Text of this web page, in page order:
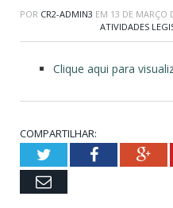
POR CR2-ADMIN3 EM 13 DE MARÇO
ATIVIDADES
Clique aqui para
COMPARTILHAR:
TwitterFacebook
Email